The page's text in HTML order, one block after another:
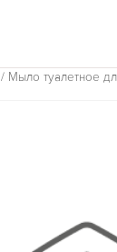
/ Мыло туалетное